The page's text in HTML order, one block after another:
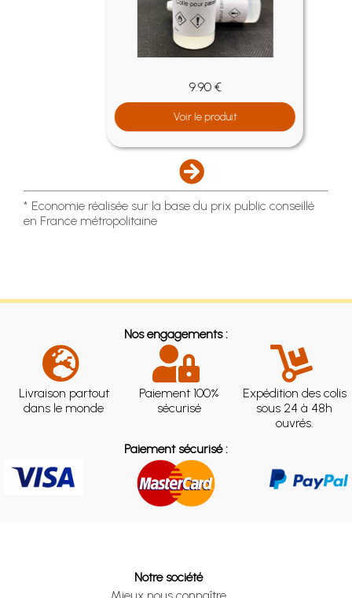
9.90 €
Voir le produit
* Economie réalisée sur la base du prix public conseillé
en France métropolitaine
Nos engagements :
Livraison partout
dans le monde
Paiement 100%
sécurisé
Expédition des colis
sous 24 à 48h
ouvrés.
Paiement sécurisé :
Notre société
Mieux nous connaître